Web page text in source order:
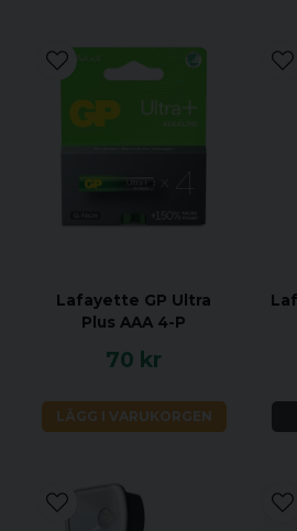
Lafayette GP Ultra
Plus AAA 4-P
70 kr
LÄGG I VARUKORGEN